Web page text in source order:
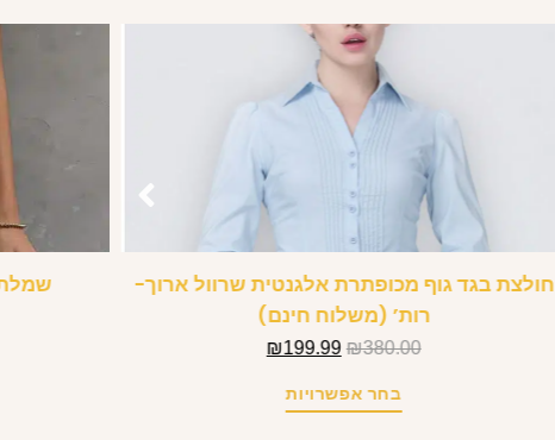
חולצת בגד גוף מכופתרת אלגנטית שרוול ארוך-
רות’ (משלוח חינם)
₪380.00
₪199.99
בחר אפשרויות
שמלת